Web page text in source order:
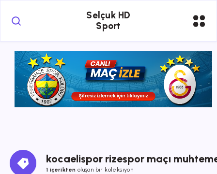
Selçuk HD
Sport
kocaelispor rizespor maçı
1 içerikten oluşan bir koleksiyon